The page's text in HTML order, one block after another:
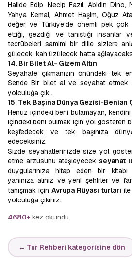
Halide Edip, Necip Fazıl, Abidin Dino,
Yahya Kemal, Ahmet Haşim, Oğuz
değer ve Türkiye’de önemli pek çok
ettiği, gezdiği ve tanıştığı insanlar
tecrübeleri samimi bir dille sizlere
gülecek, kah üzülecek hatta
14. Bir Bilet Al- Gizem Altın
Seyahate çıkmanızın önündeki tek
Sende Bir bilet al ve seyahat etmek
yolculuğa çık…
15. Tek Başına Dünya Gezisi-Benian
Henüz içindeki beni bulamayan,
içindeki beni bulmak için yol gösteren
keşfedecek ve tek başınıza
edeceksiniz.
Sizde seyahatlerinizde size yol
etme arzusunu ateşleyecekseyahat
duygularınıza hitap eden bir kitabı
yanınıza alınız ve yeni şehirler ve
tanışmak için Avrupa Rüyası turları
yolculuğa çıkınız.
4680+ kez okundu.
← Tur Rehberi kategorisine dön